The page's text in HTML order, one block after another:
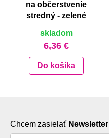
na občerstvenie
stredný - zelené
skladom
6,36 €
Do košíka
Chcem zasielať Newsletter